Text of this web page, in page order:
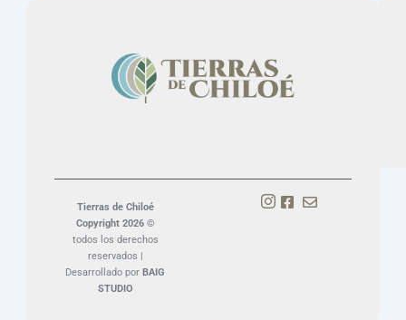
Tierras de Chiloé
Copyright 2026 ©
todos los derechos
reservados |
Desarrollado por BAIG
STUDIO